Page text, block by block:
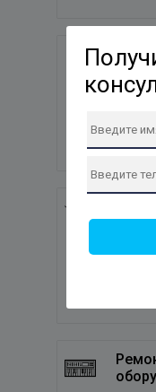
кинотеатров,
Ремонт